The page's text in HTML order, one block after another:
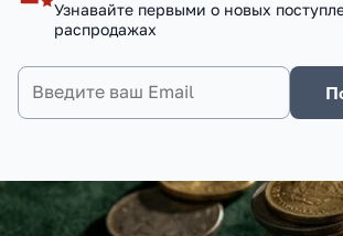
Узнавайте первыми о новых
распродажах